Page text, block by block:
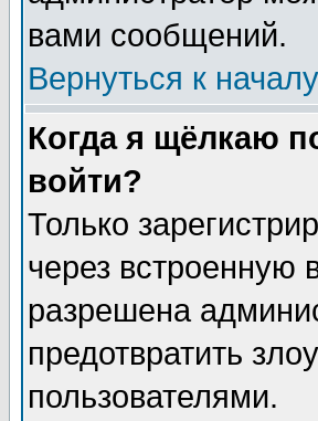
вами сообщений.
Вернуться к началу
Когда я щёлкаю
войти?
Только
через
разрешена
предотвратить
пользователями.